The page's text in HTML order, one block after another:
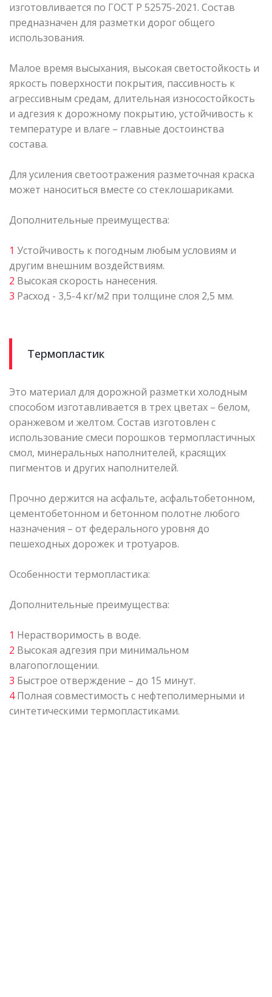
изготовливается по ГОСТ Р 52575-2021. Состав
предназначен для разметки дорог общего
использования.
Малое время высыхания, высокая светостойкость и
яркость поверхности покрытия, пассивность к
агрессивным средам, длительная износостойкость
и адгезия к дорожному покрытию, устойчивость к
температуре и влаге – главные достоинства
состава.
Для усиления светоотражения разметочная краска
может наноситься вместе со стеклошариками.
Дополнительные преимущества:
1 Устойчивость к погодным любым условиям и
другим внешним воздействиям.
2 Высокая скорость нанесения.
3 Расход - 3,5-4 кг/м2 при толщине слоя 2,5 мм.
Термопластик
Это материал для дорожной разметки холодным
способом изготавливается в трех цветах – белом,
оранжевом и желтом. Состав изготовлен с
использование смеси порошков термопластичных
смол, минеральных наполнителей, красящих
пигментов и других наполнителей.
Прочно держится на асфальте, асфальтобетонном,
цементобетонном и бетонном полотне любого
назначения – от федерального уровня до
пешеходных дорожек и тротуаров.
Особенности термопластика:
Дополнительные преимущества:
1 Нерастворимость в воде.
2 Высокая адгезия при минимальном
влагопоглощении.
3 Быстрое отверждение – до 15 минут.
4Полная совместимость с нефтеполимерными и
синтетическими термопластиками.